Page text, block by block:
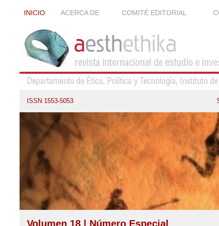
INICIO ACERCA DE COMITÉ EDITORIAL
ISSN 1553-5053
Volumen 18 | Número Especial